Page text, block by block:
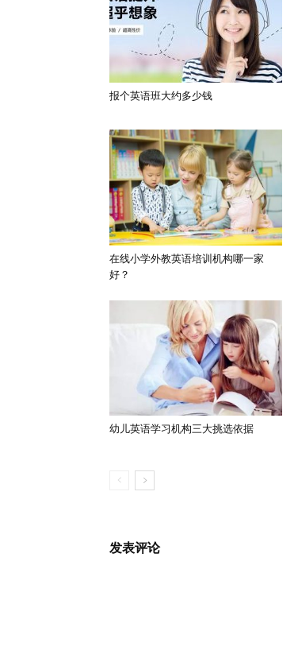
报个英语班大约多少钱
在线小学外教英语培训机构哪一家
好？
幼儿英语学习机构三大挑选依据
发表评论